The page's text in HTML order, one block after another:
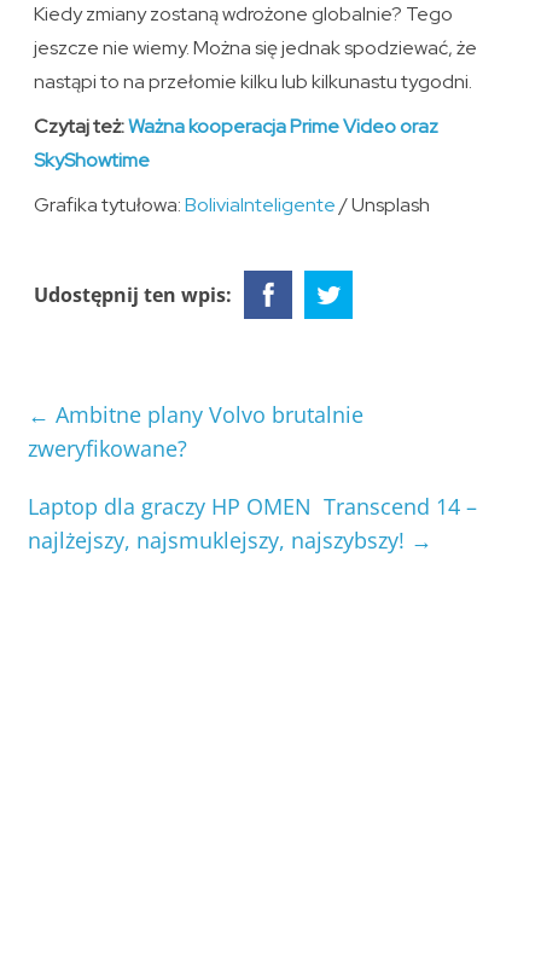
Kiedy zmiany zostaną wdrożone globalnie? Tego
jeszcze nie wiemy. Można się jednak spodziewać, że
nastąpi to na przełomie kilku lub kilkunastu tygodni.
Czytaj też:Ważna kooperacja Prime Video oraz
SkyShowtime
Grafika tytułowa:BoliviaInteligente/ Unsplash
Udostępnij ten wpis:
← Ambitne plany Volvo brutalnie
zweryfikowane?
Laptop dla graczy HP OMEN Transcend 14 –
najlżejszy, najsmuklejszy, najszybszy! →